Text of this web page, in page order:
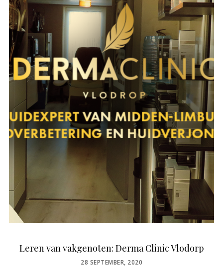
Leren van vakgenoten: Derma Clinic Vlodorp
POSTED
28 SEPTEMBER, 2020